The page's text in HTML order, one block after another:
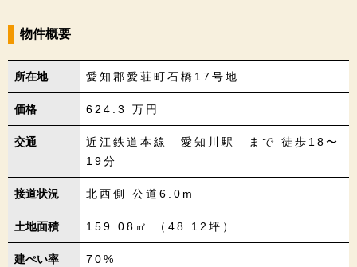
物件概要
所在地 愛知郡愛荘町石橋17号地
価格 624.3 万円
交通
近江鉄道本線 愛知川駅 まで 徒歩18〜
19分
接道状況 北西側 公道6.0m
土地面積 159.08㎡ （48.12坪）
建ぺい率 70%